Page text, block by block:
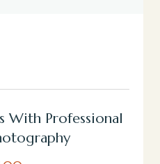
With Professional